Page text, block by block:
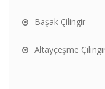
Başak Çilingir
Altayçeşme